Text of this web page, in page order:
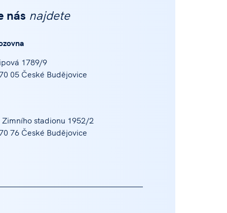
nás najdete
1789/9
05 České Budějovice
Zimního stadionu 1952/2
76 České Budějovice